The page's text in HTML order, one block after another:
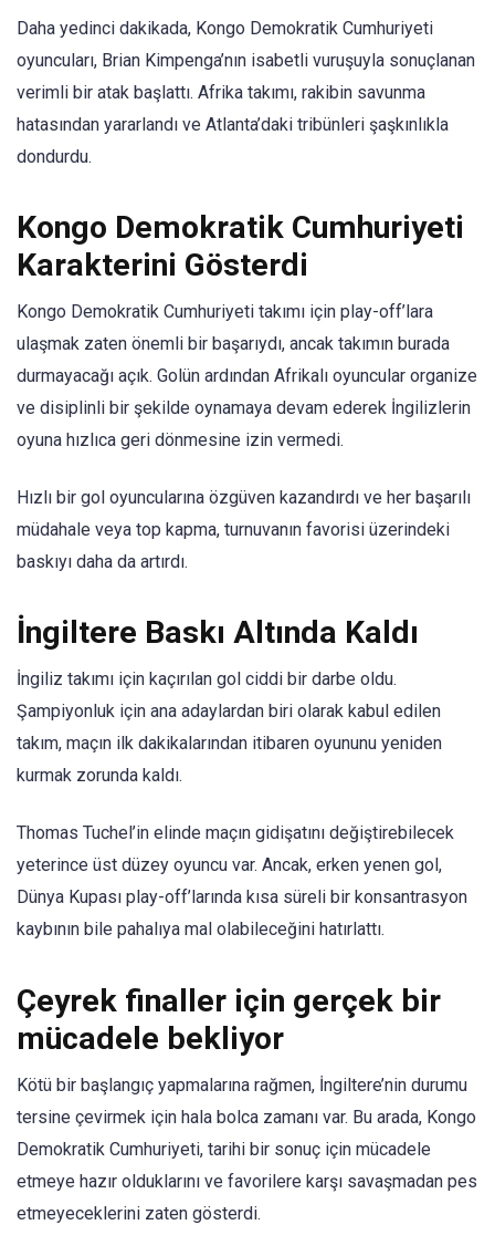
Daha yedinci dakikada, Kongo Demokratik Cumhuriyeti
oyuncuları, Brian Kimpenga’nın isabetli vuruşuyla sonuçlanan
verimli bir atak başlattı. Afrika takımı, rakibin savunma
hatasından yararlandı ve Atlanta’daki tribünleri şaşkınlıkla
dondurdu.
Kongo Demokratik Cumhuriyeti
Karakterini Gösterdi
Kongo Demokratik Cumhuriyeti takımı için play-off’lara
ulaşmak zaten önemli bir başarıydı, ancak takımın burada
durmayacağı açık. Golün ardından Afrikalı oyuncular organize
ve disiplinli bir şekilde oynamaya devam ederek İngilizlerin
oyuna hızlıca geri dönmesine izin vermedi.
Hızlı bir gol oyuncularına özgüven kazandırdı ve her başarılı
müdahale veya top kapma, turnuvanın favorisi üzerindeki
baskıyı daha da artırdı.
İngiltere Baskı Altında Kaldı
İngiliz takımı için kaçırılan gol ciddi bir darbe oldu.
Şampiyonluk için ana adaylardan biri olarak kabul edilen
takım, maçın ilk dakikalarından itibaren oyununu yeniden
kurmak zorunda kaldı.
Thomas Tuchel’in elinde maçın gidişatını değiştirebilecek
yeterince üst düzey oyuncu var. Ancak, erken yenen gol,
Dünya Kupası play-off’larında kısa süreli bir konsantrasyon
kaybının bile pahalıya mal olabileceğini hatırlattı.
Çeyrek finaller için gerçek bir
mücadele bekliyor
Kötü bir başlangıç ​​yapmalarına rağmen, İngiltere’nin durumu
tersine çevirmek için hala bolca zamanı var. Bu arada, Kongo
Demokratik Cumhuriyeti, tarihi bir sonuç için mücadele
etmeye hazır olduklarını ve favorilere karşı savaşmadan pes
etmeyeceklerini zaten gösterdi.